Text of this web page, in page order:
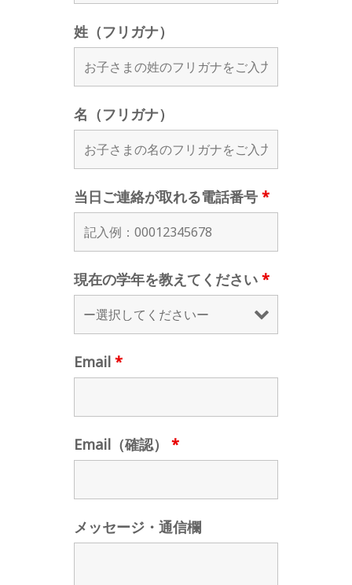
姓（フリガナ）
名（フリガナ）
当日ご連絡が取れる電話番号 *
現在の学年を教えてください *
Email *
Email（確認） *
メッセージ・通信欄